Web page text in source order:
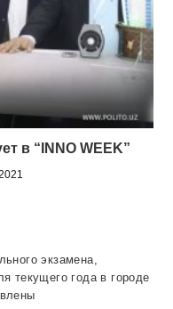
в “INNO WEEK”
экзамена,
текущего года в городе